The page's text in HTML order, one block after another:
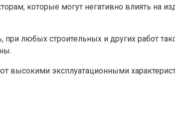
которые могут негативно влиять на
любых строительных и других работ
высокими эксплуатационными